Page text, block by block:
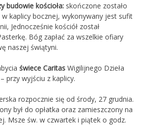
budowie kościoła: skończone zostało
kaplicy bocznej, wykonywany jest sufit
Jednocześnie kościół został
Bóg zapłać za wszelkie ofiary
naszej świątyni.
świece Caritas Wigilijnego Dzieła
przy wyjściu z kaplicy.
rozpocznie się od środy, 27 grudnia.
był do opłatka oraz zamieszczony na
Msze św. w czwartek i piątek o godz.